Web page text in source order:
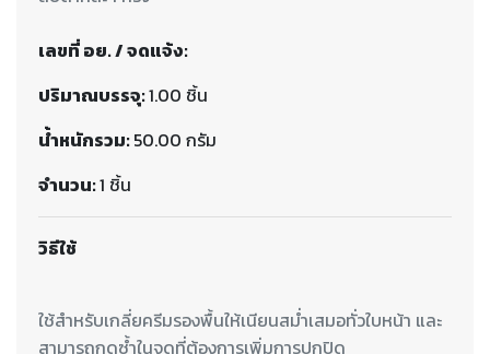
เลขที่ อย. / จดแจ้ง:
ปริมาณบรรจุ:1.00 ชิ้น
น้ำหนักรวม:50.00 กรัม
จำนวน:1 ชิ้น
วิธีใช้
ใช้สำหรับเกลี่ยครีมรองพื้นให้เนียนสม่ำเสมอทั่วใบหน้า และ